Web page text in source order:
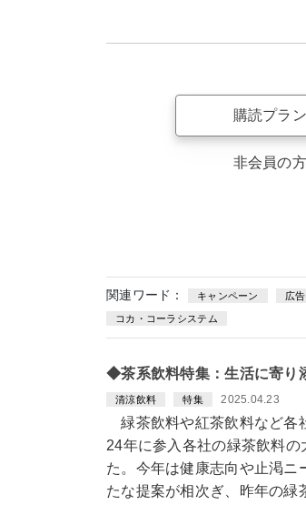
購読プラ
非会員の
関連ワード： キャンペーン 広告
コカ・コーラシステム
◆茶系飲料特集：生活に寄
清涼飲料 特集 2025.04.23
緑茶飲料や紅茶飲料など各
24年に参入各社の緑茶飲料
た。今年は健康志向や止渇ニ
たな提案が相次ぎ、昨年の